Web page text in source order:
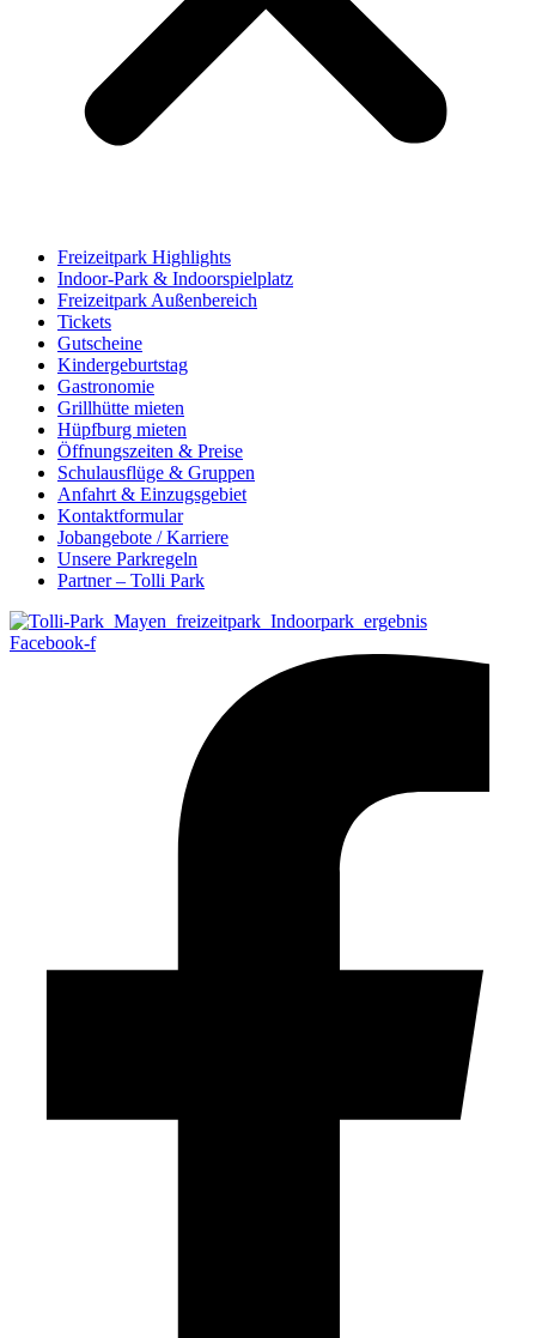
Freizeitpark Highlights
Indoor-Park & Indoorspielplatz
Freizeitpark Außenbereich
Tickets
Gutscheine
Kindergeburtstag
Gastronomie
Grillhütte mieten
Hüpfburg mieten
Öffnungszeiten & Preise
Schulausflüge & Gruppen
Anfahrt & Einzugsgebiet
Kontaktformular
Jobangebote / Karriere
Unsere Parkregeln
Partner – Tolli Park
Facebook-f